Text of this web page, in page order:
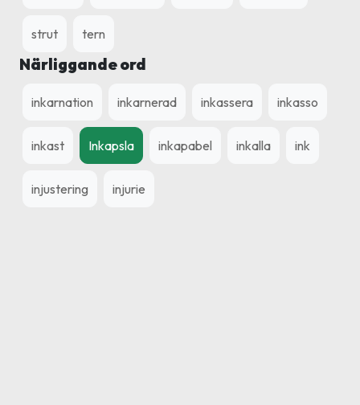
strut tern
Närliggande ord
inkarnation inkarnerad inkassera inkasso
inkast Inkapsla inkapabel inkalla ink
injustering injurie